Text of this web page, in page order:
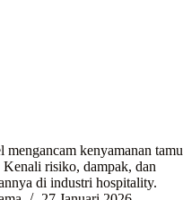
kenyamanan tamu
Kenali risiko, dampak, dan
di industri hospitality.